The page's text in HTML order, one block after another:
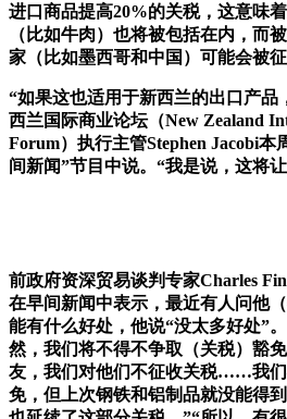
进口商品提高20%的关税，这意味
（比如牛肉）也将被包括在内，而
家（比如墨西哥和中国）可能会被征
“如果这也适用于新西兰的出口产品
西兰国际商业论坛（New Zealand
Forum）执行主管Stephen Jacobi本
间新闻”节目中说。 “我是说，这将
前政府资深贸易谈判专家Charles
在早间新闻中表示，最近有人问他
能有什么好处，他说“没太多好处”
然，我们将不得不争取（关税）豁
友，我们对他们不征收关税……我
免，但上次钢铁和铝制品就没能得